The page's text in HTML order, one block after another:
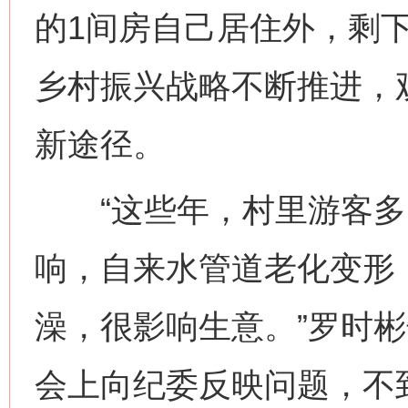
的1间房自己居住外，剩
乡村振兴战略不断推进
新途径。
“这些年，村里游客多
响，自来水管道老化变
澡，很影响生意。”罗时
会上向纪委反映问题，